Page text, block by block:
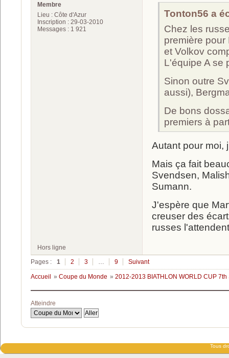
Membre
Lieu : Côte d'Azur
Inscription : 29-03-2010
Messages : 1 921
Tonton56 a
Chez les
première
et Volkov
L'équipe A se
Sinon outre
aussi),
De bons
premiers à
Autant pour moi,
Mais ça fait
Svendsen,
Sumann.
J'espère que
creuser des
russes
Hors ligne
Pages :
1 2 3 9 Suivant
Accueil » Coupe du Monde » 2012-2013 BIATHLON WORLD CUP
Atteindre
Tous